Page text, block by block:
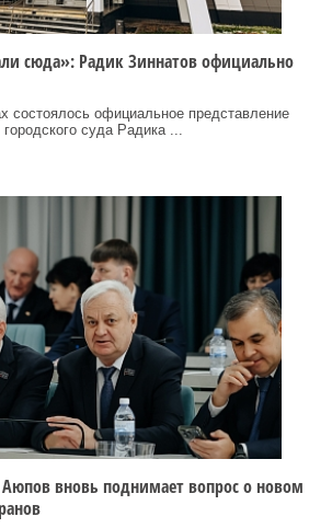
сюда»: Радик Зиннатов официально
состоялось официальное представление
суда Радика ...
вновь поднимает вопрос о новом